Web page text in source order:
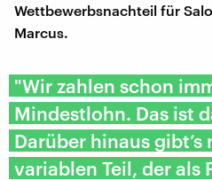
Wettbewerbsnachteil für
Marcus.
"Wir zahlen schon
Mindestlohn. Das ist
Darüber hinaus gibt’s
variablen Teil, der als